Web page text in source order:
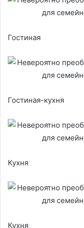
Гостиная
Гостиная-кухня
Кухня
Кухня